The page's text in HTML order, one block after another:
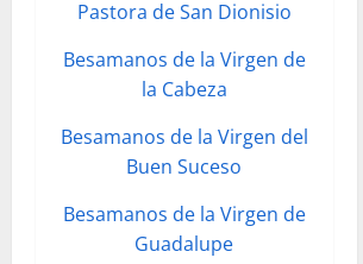
Pastora de San Dionisio
Besamanos de la Virgen de
la Cabeza
Besamanos de la Virgen del
Buen Suceso
Besamanos de la Virgen de
Guadalupe